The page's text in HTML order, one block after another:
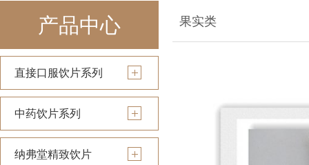
产品中心
直接口服饮片系列
中药饮片系列
纳弗堂精致饮片
果实类